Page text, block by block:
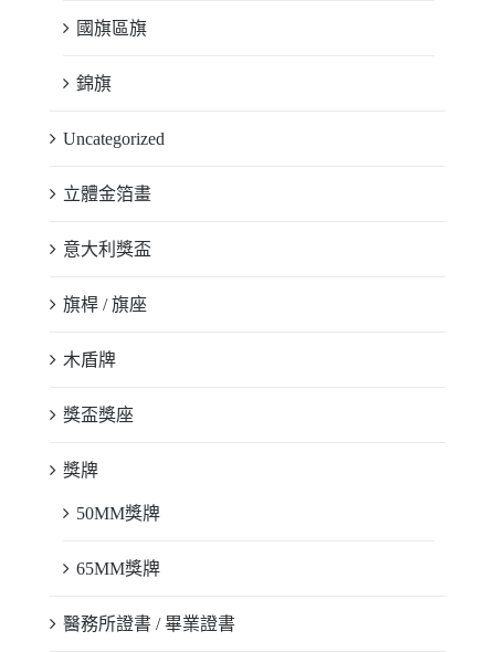
國旗區旗
錦旗
Uncategorized
立體金箔畫
意大利獎盃
旗桿 / 旗座
木盾牌
獎盃獎座
獎牌
50MM獎牌
65MM獎牌
醫務所證書 / 畢業證書